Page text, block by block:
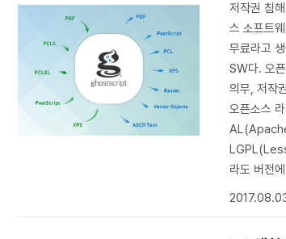
저작권 침
스 소프트
무료라고
SW다. 오
의무, 저작
오픈소스
라도 버전